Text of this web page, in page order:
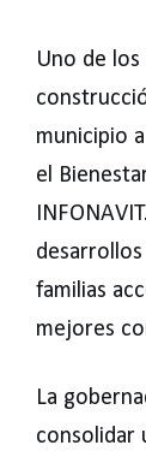
Uno de
municipio
el
familias
mejores
La
consolidar